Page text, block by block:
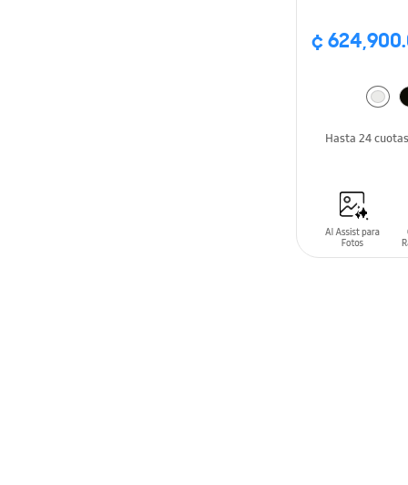
¢
Hasta 24